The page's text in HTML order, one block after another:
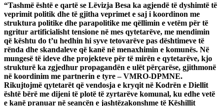
“Tashmë është e qartë se Lëvizja Besa ka agjendë të dyshimtë të
veprimit politik dhe të gjitha veprimet e saj i koordinon me
struktura politike dhe parapolitike me qëllimin e vetëm për të
ngritur artificialisht tensione në mes qytetarëve, me mendimin
që kështu do t’u hedhin hi syve tetovarëve pas dështimeve të
rënda dhe skandaleve që kanë në menaxhimin e komunës. Në
mungesë të ideve dhe projekteve për të mirën e qytetarëve, kjo
strukturë ka zgjedhur propagandën e ulët përçarëse, gjithmonë
në koordinim me partnerin e tyre – VMRO-DPMNE.
Rikujtojmë qytetarët që vendosja e kryqit në Kodrën e Diellit
është bërë me dijeni të plotë të zyrtarëve komunal, ku edhe vetë
e kanë pranuar në seancën e jashtëzakonshme të Këshillit